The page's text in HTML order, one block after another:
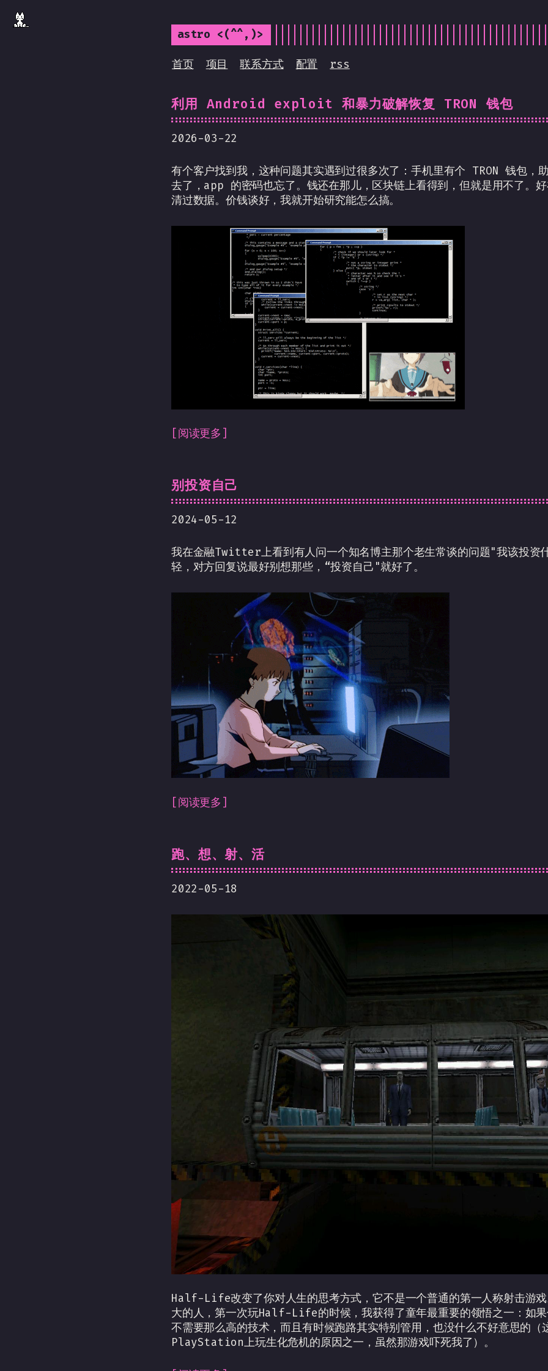
astro <(^^,)>
首页 项目 联系方式 配置 rss
利用 Android exploit 和暴力破解恢复 TRON 钱包
2026-03-22
有个客户找到我，这种问题其实遇到过很多次了：手机里有个 TRON 钱包，
去了，app 的密码也忘了。钱还在那儿，区块链上看得到，但就是用不了。
清过数据。价钱谈好，我就开始研究能怎么搞。
[阅读更多]
别投资自己
2024-05-12
我在金融Twitter上看到有人问一个知名博主那个老生常谈的问题"我该投资
轻，对方回复说最好别想那些，“投资自己"就好了。
[阅读更多]
跑、想、射、活
2022-05-18
Half-Life改变了你对人生的思考方式，它不是一个普通的第一人称射击游戏
大的人，第一次玩Half-Life的时候，我获得了童年最重要的领悟之一：如果
不需要那么高的技术，而且有时候跑路其实特别管用，也没什么不好意思的（
PlayStation上玩生化危机的原因之一，虽然那游戏吓死我了）。